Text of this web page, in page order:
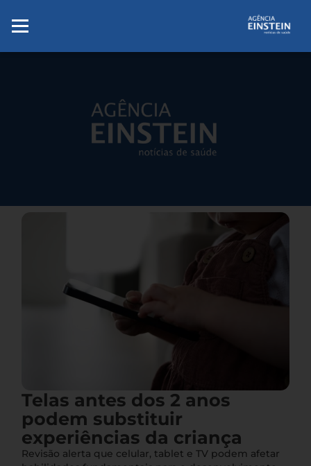
Telas antes dos 2 anos
podem substituir
experiências da criança
Revisão alerta que celular, tablet e TV podem afetar